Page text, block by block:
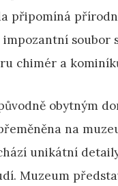
připomíná
impozantní soubor
chimér a
obytným
na
unikátní
Muzeum